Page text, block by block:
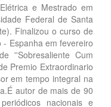
e Mestrado em
Federal de Santa
Finalizou o curso de
Espanha em fevereiro
''Sobresaliente Cum
Premio Extraordinario
em tempo integral na
autor de mais de 90
nacionais e